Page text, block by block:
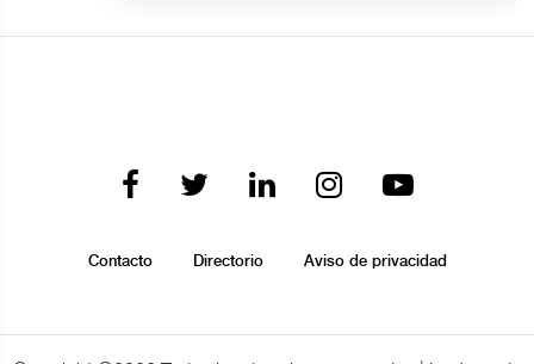
Contacto Directorio Aviso de privacidad